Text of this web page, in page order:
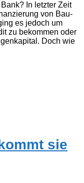
In letzter Zeit
von Bau-
es jedoch um
zu bekommen oder
Doch wie
sie